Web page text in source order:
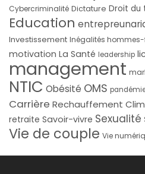
Cybercriminalité Dictature Droit du
Education
Investissement Inégalités
motivation La Santé leadership
management
NTIC Obésité OMS
Carrière Rechauffement
retraite Savoir-vivre Sexualité
Vie de couple Vie